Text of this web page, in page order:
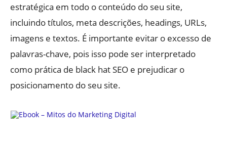
estratégica em todo o conteúdo do seu site,
incluindo títulos, meta descrições, headings, URLs,
imagens e textos. É importante evitar o excesso de
palavras-chave, pois isso pode ser interpretado
como prática de black hat SEO e prejudicar o
posicionamento do seu site.